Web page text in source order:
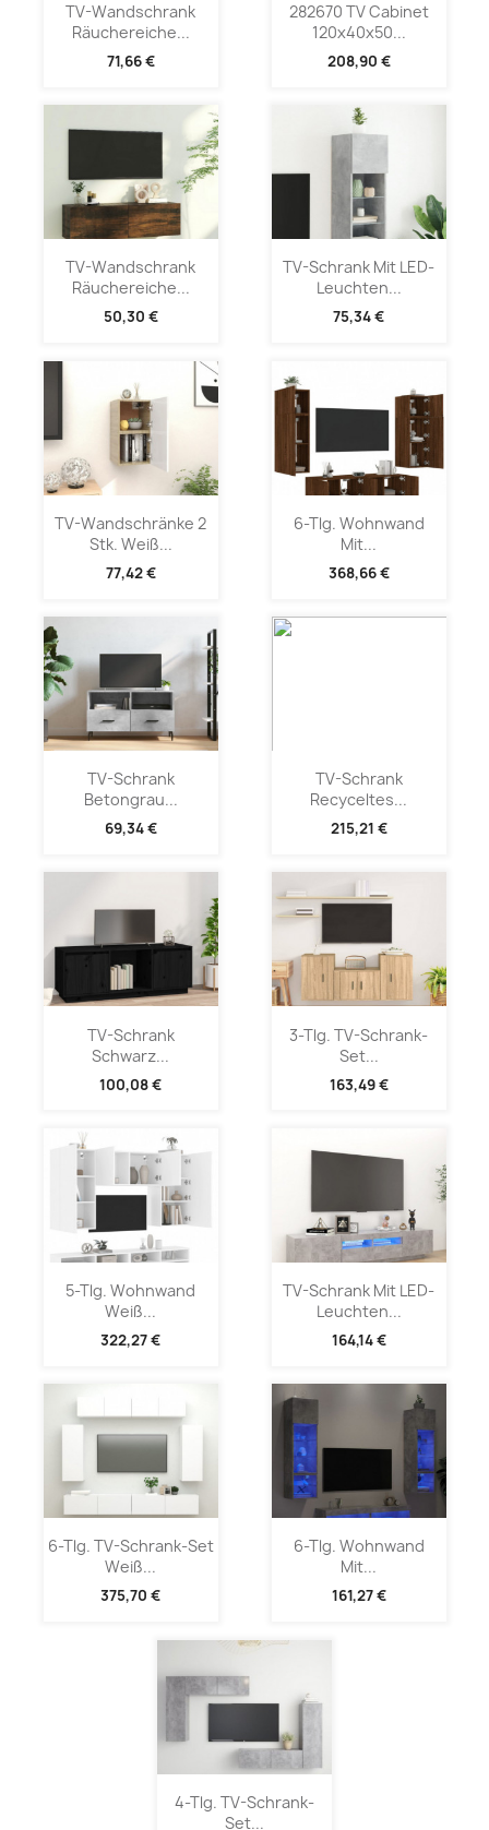
TV-Wandschrank
Räuchereiche...
71,66 €
282670 TV Cabinet
120x40x50...
208,90 €
TV-Wandschrank
Räuchereiche...
50,30 €
TV-Schrank Mit LED-
Leuchten...
75,34 €
TV-Wandschränke 2
Stk. Weiß...
77,42 €
6-Tlg. Wohnwand
Mit...
368,66 €
TV-Schrank
Betongrau...
69,34 €
TV-Schrank
Recyceltes...
215,21 €
TV-Schrank
Schwarz...
100,08 €
3-Tlg. TV-Schrank-
Set...
163,49 €
5-Tlg. Wohnwand
Weiß...
322,27 €
TV-Schrank Mit LED-
Leuchten...
164,14 €
6-Tlg. TV-Schrank-Set
Weiß...
375,70 €
6-Tlg. Wohnwand
Mit...
161,27 €
4-Tlg. TV-Schrank-
Set...